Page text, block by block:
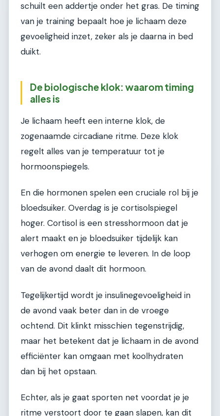
schuilt een addertje onder het gras. De timing
van je training bepaalt hoe je lichaam deze
gevoeligheid inzet, zeker als je daarna in bed
duikt.
De biologische klok: waarom timing
alles is
Je lichaam heeft een interne klok, de
zogenaamde circadiane ritme. Deze klok
regelt alles van je temperatuur tot je
hormoonspiegels.
En die hormonen spelen een cruciale rol bij je
bloedsuiker. Overdag is je cortisolspiegel
hoger. Cortisol is een stresshormoon dat je
alert maakt en je bloedsuiker tijdelijk kan
verhogen om energie te leveren. In de loop
van de avond daalt dit hormoon.
Tegelijkertijd wordt je insulinegevoeligheid in
de avond vaak beter dan in de vroege
ochtend. Dit klinkt misschien tegenstrijdig,
maar het betekent dat je lichaam in de avond
efficiënter kan omgaan met koolhydraten
dan bij het opstaan.
Echter, als je gaat sporten net voordat je je
ritme verstoort door te gaan slapen, kan dit